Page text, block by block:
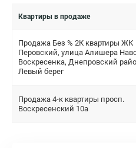
Квартиры в продаже
Продажа Без % 2К квартиры ЖК
Перовский, улица Алишера
Воскресенка, Днепровский
Левый берег
Продажа 4-к квартиры просп.
Воскресенский 10а